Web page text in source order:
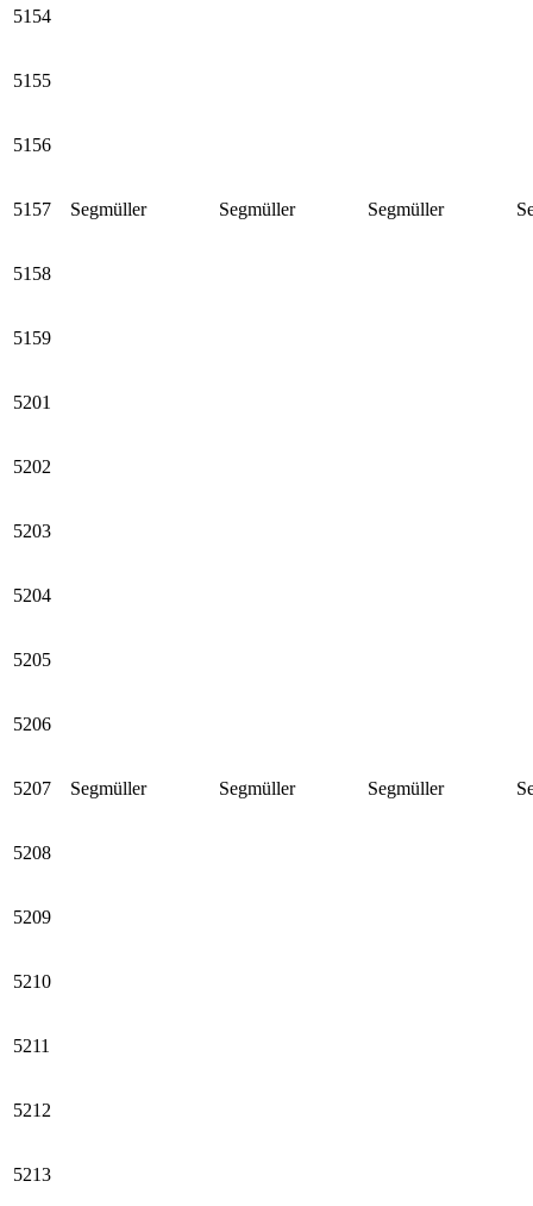
5154
5155
5156
5157 Segmüller Segmüller Segmüller
5158
5159
5201
5202
5203
5204
5205
5206
5207 Segmüller Segmüller Segmüller
5208
5209
5210
5211
5212
5213